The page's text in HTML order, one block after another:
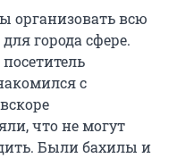
организовать всю
города сфере.
с
что не могут
Были бахилы и